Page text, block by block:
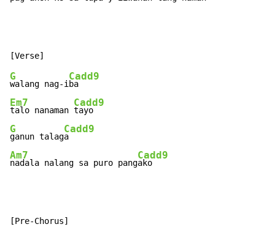
G
walang nag-i
Cadd9
Em7
talo nanaman
Cadd9
G
ganun talag
Cadd9
Am7
nadala nalang sa puro pang
Cadd9
ako